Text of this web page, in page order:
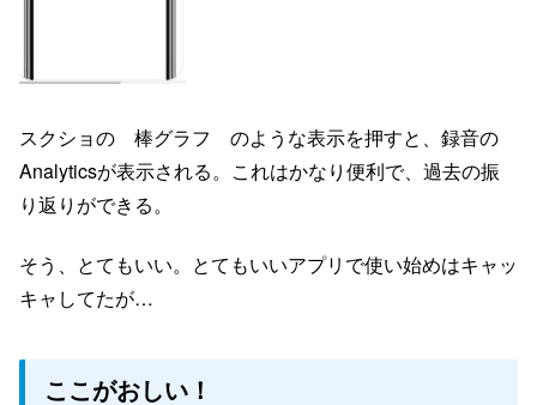
スクショの 棒グラフ のような表示を押すと、録音の
Analyticsが表示される。これはかなり便利で、過去の振
り返りができる。
そう、とてもいい。とてもいいアプリで使い始めはキャッ
キャしてたが…
ここがおしい！